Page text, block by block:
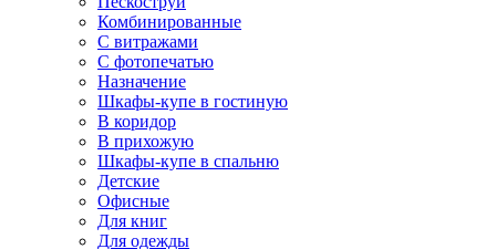
Комбинированные
С витражами
С фотопечатью
Назначение
Шкафы-купе в гостиную
В коридор
В прихожую
Шкафы-купе в спальню
Детские
Офисные
Для книг
Для одежды